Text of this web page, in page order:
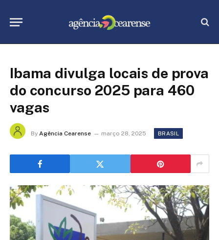
Ibama divulga locais de prova
do concurso 2025 para 460
vagas
By Agência Cearense março 28, 2025 BRASIL